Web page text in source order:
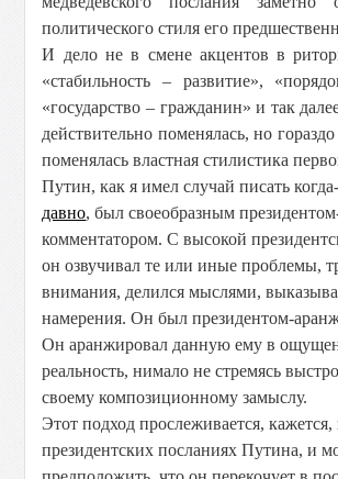
политического стиля его
И дело не в смене акцентов в
«стабильность – развитие»,
«государство – гражданин» и так
действительно поменялась, но
поменялась властная стилистика
Путин, как я имел случай писать
давно, был своеобразным
комментатором. С высокой
он озвучивал те или иные проблемы,
внимания, делился мыслями,
намерения. Он был президентом-
Он аранжировал данную ему в
реальность, нимало не стремясь
своему композиционному замыслу.
Этот подход прослеживается, кажется,
президентских посланиях Путина, и